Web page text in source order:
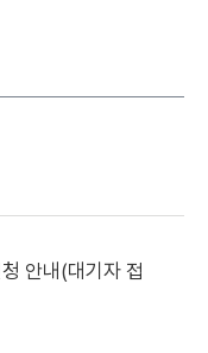
안내(대기자 접